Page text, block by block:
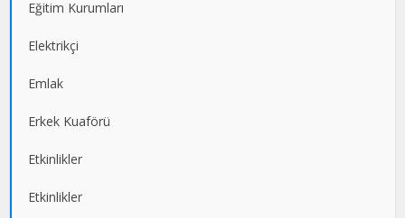
Eğitim Kurumları
Elektrikçi
Emlak
Erkek Kuaförü
Etkinlikler
Etkinlikler